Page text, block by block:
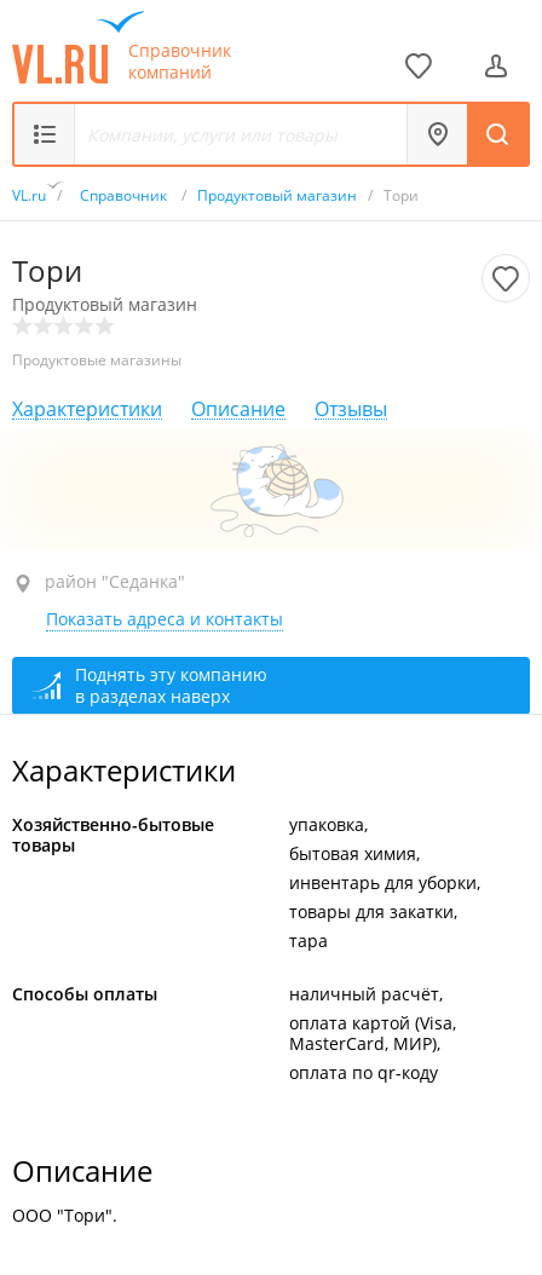
Справочник
компаний
VL.ru / Справочник / Продуктовый магазин / Тори
Тори
Продуктовый магазин
Продуктовые магазины
Характеристики Описание Отзывы
район "Седанка", ул. Шишкина, 62
1-й этаж
закрыто, откроется в 08:00
район "Седанка"
Показать адреса и контакты
Поднять эту компанию
в разделах наверх
Характеристики
Хозяйственно-бытовые
товары
упаковка
бытовая химия
инвентарь для уборки
товары для закатки
тара
Способы оплаты
наличный расчёт
оплата картой (Visa,
MasterCard, МИР)
оплата по qr-коду
Описание
ООО "Тори".